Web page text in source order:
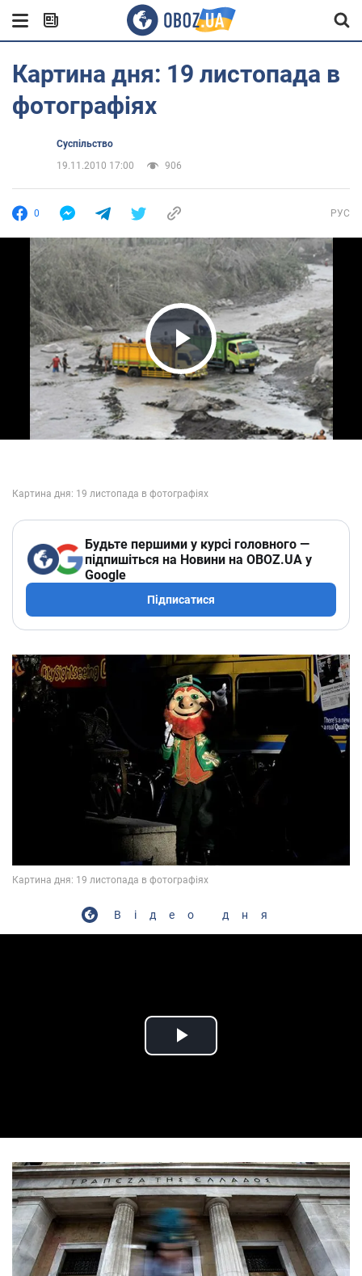
Картина дня: 19 листопада в
фотографіях
Суспільство
19.11.2010 17:00
906
0 РУС
Play Video
Будьте першими у курсі головного —
підпишіться на Новини на OBOZ.UA у
Google
Підписатися
Відео дня
Play Video